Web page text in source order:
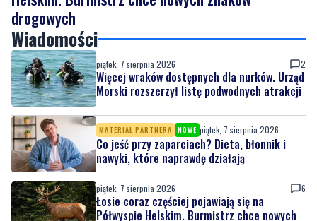
Morski rozszerzył listę podwodnych atrakcji
MATERIAŁ PARTNERA NOWE piątek, 7 sierpnia 2026
Co jeść przy zaparciach? Dieta, błonnik i
piątek, 7 sierpnia 2026
Łosie coraz częściej pojawiają się na
Półwyspie Helskim. Burmistrz chce nowych
znaków drogowych
piątek, 7 sierpnia 2026
Policyjny pościg w powiecie puckim. Po